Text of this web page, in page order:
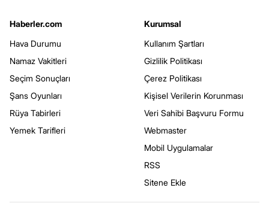
Haberler.com
Hava Durumu
Namaz Vakitleri
Seçim Sonuçları
Şans Oyunları
Rüya Tabirleri
Yemek Tarifleri
Kurumsal
Kullanım Şartları
Gizlilik Politikası
Çerez Politikası
Kişisel Verilerin Korunması
Veri Sahibi Başvuru Formu
Webmaster
Mobil Uygulamalar
RSS
Sitene Ekle